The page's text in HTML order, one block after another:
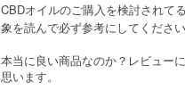
CBDオイルのご購入を検討されて
象を読んで必ず参考にしてください
本当に良い商品なのか？レビュー
思います。